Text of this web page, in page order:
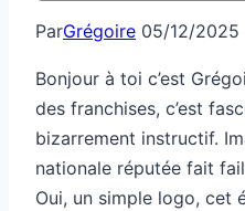
ParGrégoire 05/12/2025
Bonjour à toi c’est
des franchises, c’est
bizarrement instructif.
nationale réputée fait
Oui, un simple logo, cet